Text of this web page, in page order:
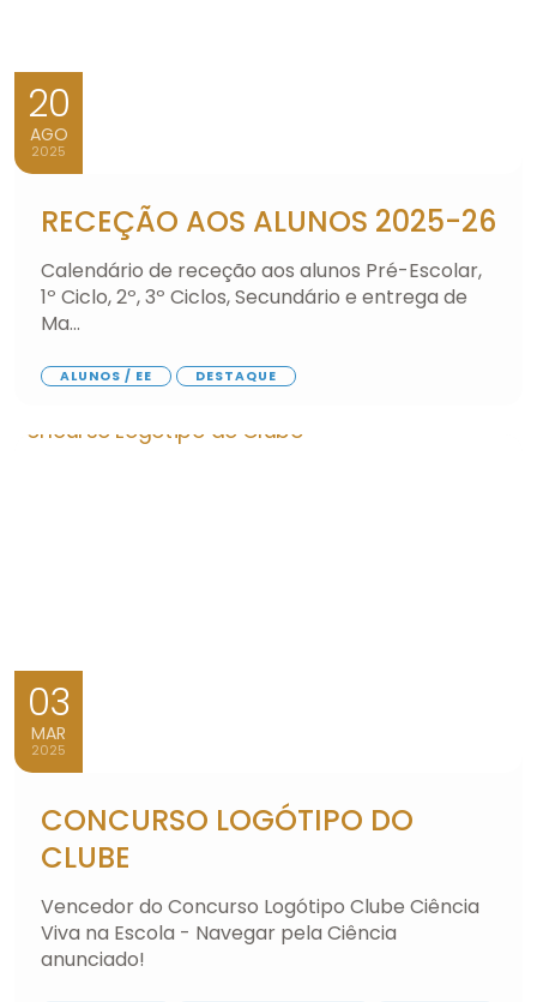
20
AGO
2025
RECEÇÃO AOS ALUNOS 2025-26
Calendário de receção aos alunos Pré-Escolar,
1º Ciclo, 2º, 3º Ciclos, Secundário e entrega de
Ma...
ALUNOS / EE DESTAQUE
03
MAR
2025
CONCURSO LOGÓTIPO DO
CLUBE
Vencedor do Concurso Logótipo Clube Ciência
Viva na Escola - Navegar pela Ciência
anunciado!